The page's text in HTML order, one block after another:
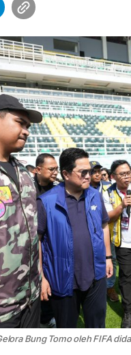
Bung Tomo oleh FIFA